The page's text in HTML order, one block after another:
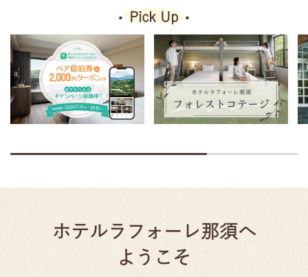
Pick Up
ホテルラフォーレ那須へ
ようこそ